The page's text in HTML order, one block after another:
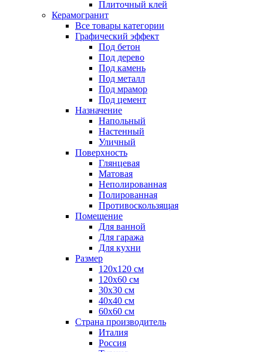
Плиточный клей
Керамогранит
Все товары категории
Графический эффект
Под бетон
Под дерево
Под камень
Под металл
Под мрамор
Под цемент
Назначение
Напольный
Настенный
Уличный
Поверхность
Глянцевая
Матовая
Неполированная
Полированная
Противоскользящая
Помещение
Для ванной
Для гаража
Для кухни
Размер
120x120 см
120x60 см
30x30 см
40x40 см
60x60 см
Страна производитель
Италия
Россия